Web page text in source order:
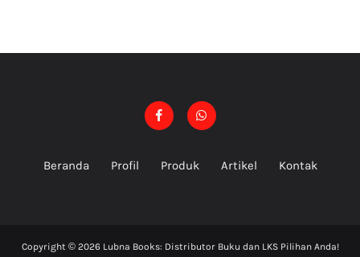
Beranda Profil Produk Artikel Kontak
Copyright © 2026 Lubna Books: Distributor Buku dan LKS Pilihan Anda!